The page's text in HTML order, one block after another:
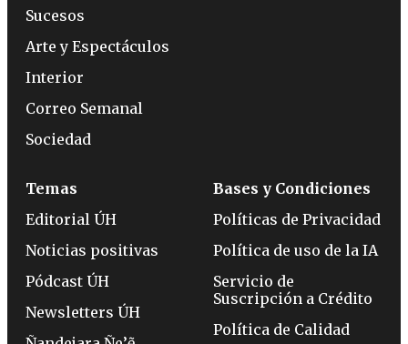
Sucesos
Arte y Espectáculos
Interior
Correo Semanal
Sociedad
Temas
Editorial ÚH
Noticias positivas
Pódcast ÚH
Newsletters ÚH
Bases y Condiciones
Políticas de Privacidad
Política de uso de la IA
Servicio de
Suscripción a Crédito
Política de Calidad